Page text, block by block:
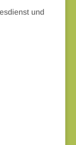
und